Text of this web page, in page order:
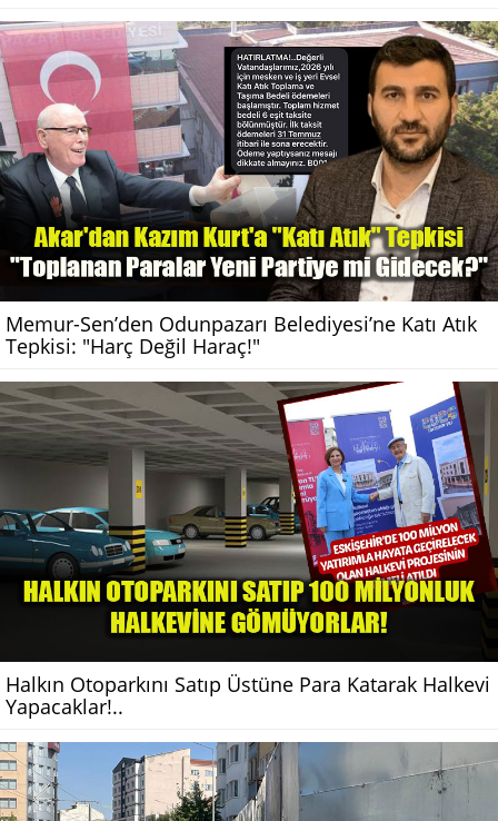
Memur-Sen’den Odunpazarı Belediyesi’ne Katı Atık
Tepkisi: "Harç Değil Haraç!"
Halkın Otoparkını Satıp Üstüne Para Katarak Halkevi
Yapacaklar!..